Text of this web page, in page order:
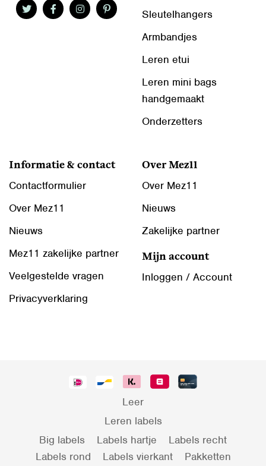
Sleutelhangers
Armbandjes
Leren etui
Leren mini bags
handgemaakt
Onderzetters
Informatie & contact
Contactformulier
Over Mez11
Nieuws
Mez11 zakelijke partner
Veelgestelde vragen
Privacyverklaring
Over Mez11
Over Mez11
Nieuws
Zakelijke partner
Mijn account
Inloggen / Account
Leer
Leren labels
Big labels
Labels hartje
Labels recht
Labels rond
Labels vierkant
Pakketten